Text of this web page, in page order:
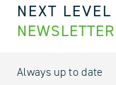
NEXT LEVEL
NEWSLETTER
Always up to date